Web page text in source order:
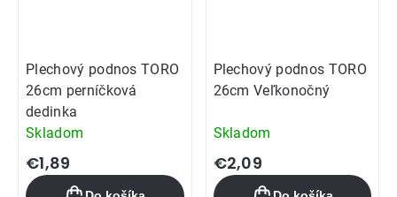
Plechový podnos TORO
26cm perníčková
dedinka
Skladom
€1,89
Plechový podnos TORO
26cm Veľkonočný
Skladom
€2,09